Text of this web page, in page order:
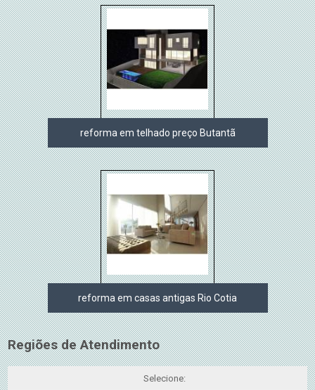
reforma em telhado preço Butantã
reforma em casas antigas Rio Cotia
Regiões de Atendimento
Selecione: